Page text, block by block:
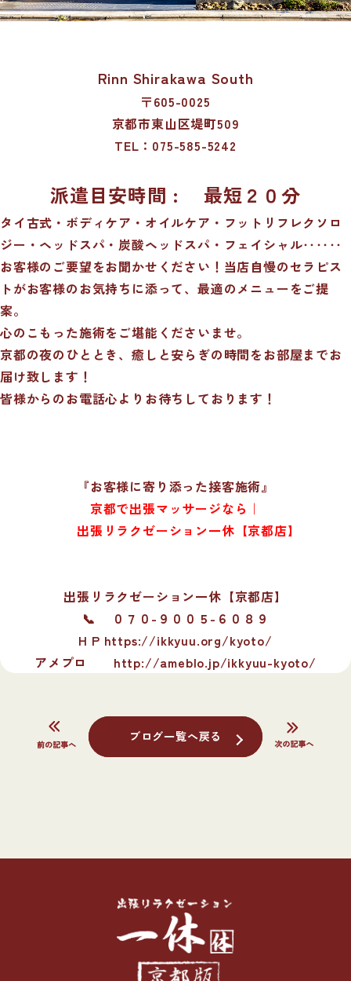
Rinn Shirakawa South
〒605-0025
京都市東山区堤町509
TEL：075-585-5242
派遣目安時間 : 最短２０分
タイ古式・ボディケア・オイルケア・フットリフレクソロ
ジー・ヘッドスパ・炭酸ヘッドスパ・フェイシャル‥‥‥
お客様のご要望をお聞かせください！当店自慢のセラピス
トがお客様のお気持ちに添って、最適のメニューをご提
案。
心のこもった施術をご堪能くださいませ。
京都の夜のひととき、癒しと安らぎの時間をお部屋までお
届け致します！
皆様からのお電話心よりお待ちしております！
『お客様に寄り添った接客施術』
京都で出張マッサージなら｜
出張リラクゼーション一休【京都店】
出張リラクゼーション一休【京都店】
📞 ０７０-９００５-６０８９
H P https://ikkyuu.org/kyoto/
アメプロ http://ameblo.jp/ikkyuu-kyoto/
ブログ一覧へ戻る